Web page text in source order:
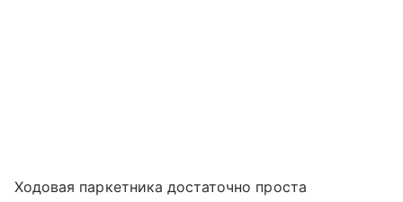
Ходовая паркетника достаточно проста